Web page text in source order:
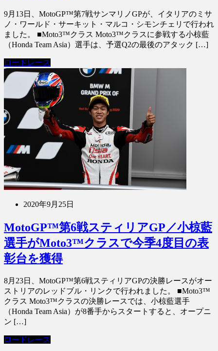
9月13日、MotoGP™第7戦サンマリノGPが、イタリアのミサ
ノ・ワールド・サーキット・マルコ・シモンチェリで行われ
ました。 ■Moto3™クラス Moto3™クラスに参戦する小椋藍
（Honda Team Asia）選手は、予選Q2の最後のアタック […]
ロードレース
2020年9月25日
MotoGP™第6戦スティリアGP／小椋藍
選手がMoto3™クラスで今季4度目の表
彰台を獲得
8月23日、MotoGP™第6戦スティリアGPの決勝レースがオー
ストリアのレッドブル・リンクで行われました。 ■Moto3™
クラス Moto3™クラスの決勝レースでは、小椋藍選手
（Honda Team Asia）が8番手からスタートすると、オープニ
ン […]
ロードレース